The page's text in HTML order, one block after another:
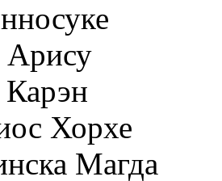
Арису
Хорхе
Магда